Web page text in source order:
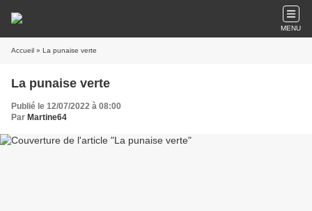
MENU
Accueil » La punaise verte
La punaise verte
Publié le 12/07/2022 à 08:00
Par Martine64